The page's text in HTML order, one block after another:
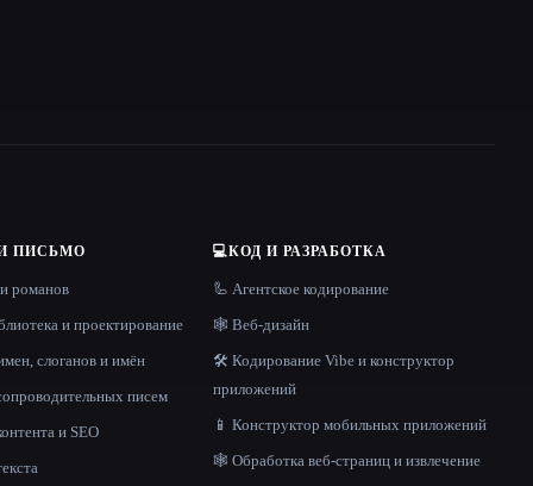
ПИСЬМО
романов
и проектирование
слоганов и имён
писем
и SEO
💻КОД И РАЗРАБОТКА
🦾 Агентское кодирование
🕸 Веб-дизайн
🛠️ Кодирование Vibe и конструктор
приложений
📱 Конструктор мобильных приложений
🕸️ Обработка веб-страниц и извлечение